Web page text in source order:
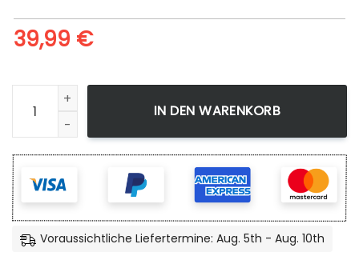
39,99 €
Beim Lesen Kaffee Trinken - Leinwandbild Menge
IN DEN WARENKORB
Voraussichtliche Liefertermine: Aug. 5th - Aug. 10th